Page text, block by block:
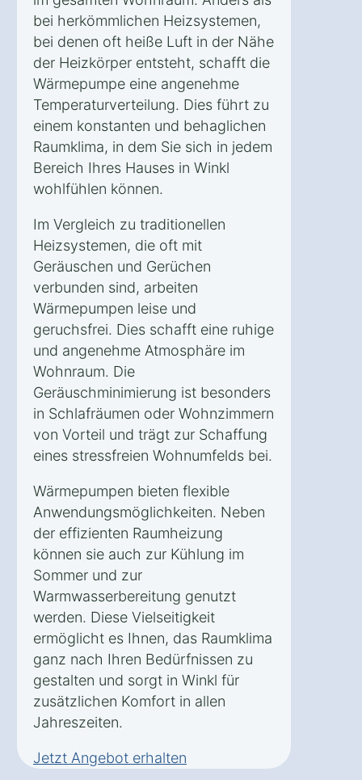
bei herkömmlichen Heizsystemen,
bei denen oft heiße Luft in der Nähe
der Heizkörper entsteht, schafft die
Wärmepumpe eine angenehme
Temperaturverteilung. Dies führt zu
einem konstanten und behaglichen
Raumklima, in dem Sie sich in jedem
Bereich Ihres Hauses in Winkl
wohlfühlen können.
Im Vergleich zu traditionellen
Heizsystemen, die oft mit
Geräuschen und Gerüchen
verbunden sind, arbeiten
Wärmepumpen leise und
geruchsfrei. Dies schafft eine ruhige
und angenehme Atmosphäre im
Wohnraum. Die
Geräuschminimierung ist besonders
in Schlafräumen oder Wohnzimmern
von Vorteil und trägt zur Schaffung
eines stressfreien Wohnumfelds bei.
Wärmepumpen bieten flexible
Anwendungsmöglichkeiten. Neben
der effizienten Raumheizung
können sie auch zur Kühlung im
Sommer und zur
Warmwasserbereitung genutzt
werden. Diese Vielseitigkeit
ermöglicht es Ihnen, das Raumklima
ganz nach Ihren Bedürfnissen zu
gestalten und sorgt in Winkl für
zusätzlichen Komfort in allen
Jahreszeiten.
Jetzt Angebot erhalten